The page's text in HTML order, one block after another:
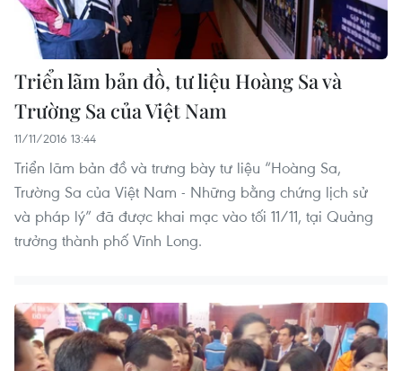
Triển lãm bản đồ, tư liệu Hoàng Sa và
Trường Sa của Việt Nam
11/11/2016 13:44
Triển lãm bản đồ và trưng bày tư liệu “Hoàng Sa,
Trường Sa của Việt Nam - Những bằng chứng lịch sử
và pháp lý” đã được khai mạc vào tối 11/11, tại Quảng
trưởng thành phố Vĩnh Long.